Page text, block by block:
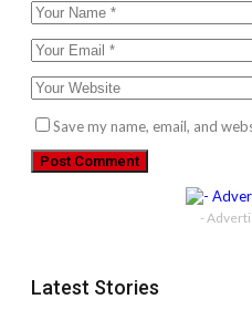
Save my name, email, and
-
Latest Stories